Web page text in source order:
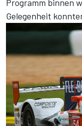
Programm binnen
Gelegenheit